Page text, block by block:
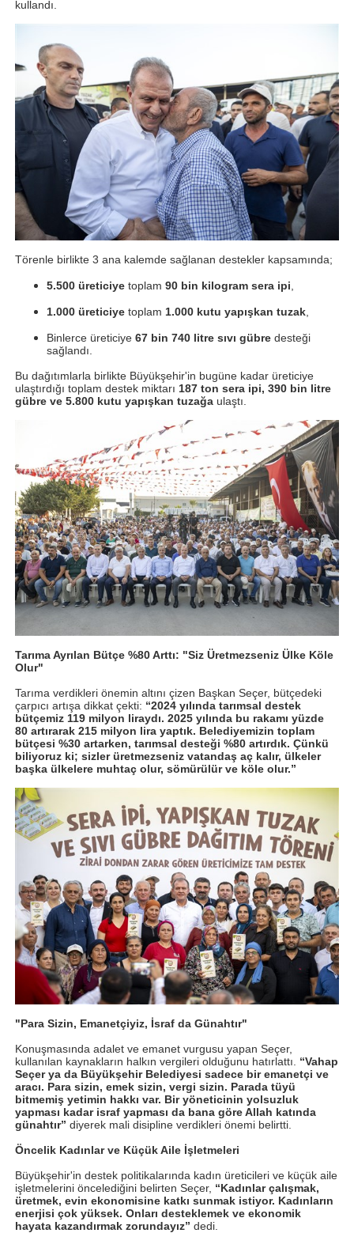
kullandı.
Törenle birlikte 3 ana kalemde sağlanan destekler kapsamında;
5.500 üreticiye toplam 90 bin kilogram sera ipi
1.000 üreticiye toplam 1.000 kutu yapışkan tuzak
Binlerce üreticiye 67 bin 740 litre sıvı gübre desteği
sağlandı.
Bu dağıtımlarla birlikte Büyükşehir'in bugüne kadar üreticiye
ulaştırdığı toplam destek miktarı 187 ton sera ipi, 390 bin litre
gübre ve 5.800 kutu yapışkan tuzağa ulaştı.
Tarıma Ayrılan Bütçe %80 Arttı: "Siz Üretmezseniz Ülke Köle
Olur"
Tarıma verdikleri önemin altını çizen Başkan Seçer, bütçedeki
çarpıcı artışa dikkat çekti: “2024 yılında tarımsal destek
bütçemiz 119 milyon liraydı. 2025 yılında bu rakamı yüzde
80 artırarak 215 milyon lira yaptık. Belediyemizin toplam
bütçesi %30 artarken, tarımsal desteği %80 artırdık. Çünkü
biliyoruz ki; sizler üretmezseniz vatandaş aç kalır, ülkeler
başka ülkelere muhtaç olur, sömürülür ve köle olur.”
"Para Sizin, Emanetçiyiz, İsraf da Günahtır"
Konuşmasında adalet ve emanet vurgusu yapan Seçer,
kullanılan kaynakların halkın vergileri olduğunu hatırlattı. “Vahap
Seçer ya da Büyükşehir Belediyesi sadece bir emanetçi ve
aracı. Para sizin, emek sizin, vergi sizin. Parada tüyü
bitmemiş yetimin hakkı var. Bir yöneticinin yolsuzluk
yapması kadar israf yapması da bana göre Allah katında
günahtır” diyerek mali disipline verdikleri önemi belirtti.
Öncelik Kadınlar ve Küçük Aile İşletmeleri
Büyükşehir'in destek politikalarında kadın üreticileri ve küçük aile
işletmelerini öncelediğini belirten Seçer, “Kadınlar çalışmak,
üretmek, evin ekonomisine katkı sunmak istiyor. Kadınların
enerjisi çok yüksek. Onları desteklemek ve ekonomik
hayata kazandırmak zorundayız” dedi.